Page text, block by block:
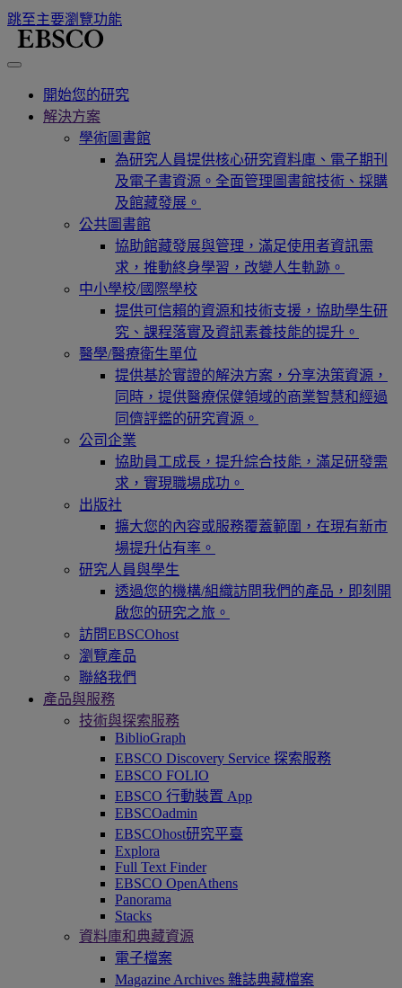
跳至主要瀏覽功能
開始您的研究
解決方案
學術圖書館
為研究人員提供核心研究資料庫、電子期刊
及電子書資源。全面管理圖書館技術、採購
及館藏發展。
公共圖書館
協助館藏發展與管理，滿足使用者資訊需
求，推動終身學習，改變人生軌跡。
中小學校/國際學校
提供可信賴的資源和技術支援，協助學生研
究、課程落實及資訊素養技能的提升。
醫學/醫療衛生單位
提供基於實證的解決方案，分享決策資源，
同時，提供醫療保健領域的商業智慧和經過
同儕評鑑的研究資源。
公司企業
協助員工成長，提升綜合技能，滿足研發需
求，實現職場成功。
出版社
擴大您的內容或服務覆蓋範圍，在現有新市
場提升佔有率。
研究人員與學生
透過您的機構/組織訪問我們的產品，即刻開
啟您的研究之旅。
訪問EBSCOhost
瀏覽產品
聯絡我們
產品與服務
技術與探索服務
BiblioGraph
EBSCO Discovery Service 探索服務
EBSCO FOLIO
EBSCO 行動裝置 App
EBSCOadmin
EBSCOhost研究平臺
Explora
Full Text Finder
EBSCO OpenAthens
Panorama
Stacks
資料庫和典藏資源
電子檔案
Magazine Archives 雜誌典藏檔案